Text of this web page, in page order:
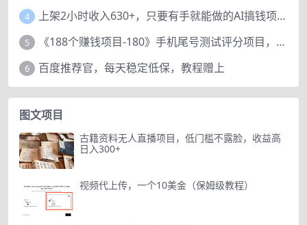
4 上架2小时收入630+，只要有手就能做的AI搞钱项目，奶奶看完都能学会!
5 《188个赚钱项目-180》手机尾号测试评分项目，短视频直播日赚200+
6 百度推荐官，每天稳定低保，教程赠上
图文项目
古籍资料无人直播项目，低门槛不露脸，收益高
日入300+
视频代上传，一个10美金（保姆级教程）